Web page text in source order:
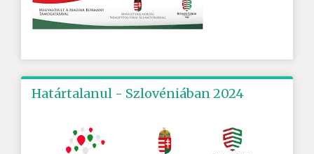
Határtalanul - Szlovéniában 2024